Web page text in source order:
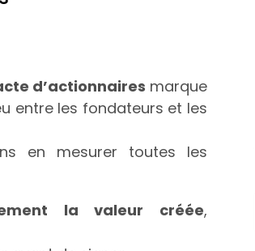
d’actionnaires marque
entre les fondateurs et les
en mesurer toutes les
la valeur créée,